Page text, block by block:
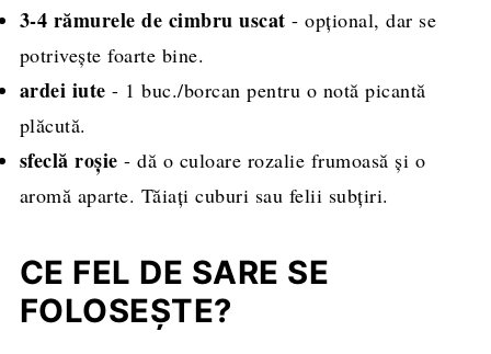
3-4 rămurele de cimbru uscat - opțional, dar se
potrivește foarte bine.
ardei iute - 1 buc./borcan pentru o notă picantă
plăcută.
sfeclă roșie - dă o culoare rozalie frumoasă și o
aromă aparte. Tăiați cuburi sau felii subțiri.
CE FEL DE SARE SE
FOLOSEȘTE?